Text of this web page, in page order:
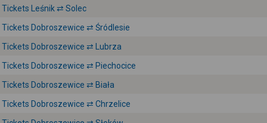
Tickets Leśnik ⇄ Solec
Tickets Dobroszewice ⇄ Śródlesie
Tickets Dobroszewice ⇄ Lubrza
Tickets Dobroszewice ⇄ Piechocice
Tickets Dobroszewice ⇄ Biała
Tickets Dobroszewice ⇄ Chrzelice